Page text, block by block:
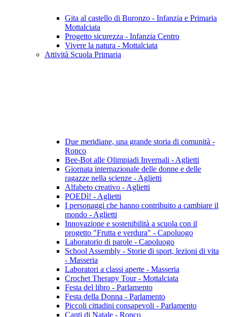
Gita al castello di Buronzo - Infanzia e Primaria
Mottalciata
Progetto sicurezza - Infanzia Centro
Vivere la natura - Mottalciata
Attività Scuola Primaria
Due meridiane, una grande storia di comunità -
Ronco
Bee-Bot alle Olimpiadi Invernali - Aglietti
Giornata internazionale delle donne e delle
ragazze nella scienze - Aglietti
Alfabeto creativo - Aglietti
POEDì! - Aglietti
I personaggi che hanno contribuito a cambiare il
mondo - Aglietti
Innovazione e sostenibilità a scuola con il
progetto "Frutta e verdura" - Capoluogo
Laboratorio di parole - Capoluogo
School Assembly - Storie di sport, lezioni di vita
- Masseria
Laboratori a classi aperte - Masseria
Crochet Therapy Tour - Mottalciata
Festa del libro - Parlamento
Festa della Donna - Parlamento
Piccoli cittadini consapevoli - Parlamento
Canti di Natale - Ronco